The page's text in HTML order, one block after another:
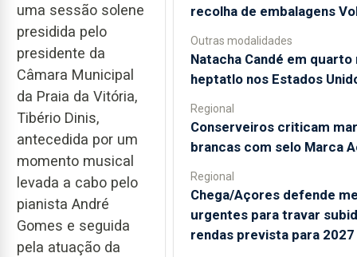
uma sessão solene
presidida pelo
presidente da
Câmara Municipal
da Praia da Vitória,
Tibério Dinis,
antecedida por um
momento musical
levada a cabo pelo
pianista André
Gomes e seguida
pela atuação da
recolha de embalagens
Outras modalidades
Natacha Candé em quarto
heptatlo nos Estados
Regional
Conserveiros criticam
brancas com selo Marca
Regional
Chega/Açores defende
urgentes para travar
rendas prevista para 2027